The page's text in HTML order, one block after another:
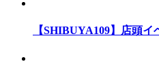
【SHIBUYA109】店頭イ